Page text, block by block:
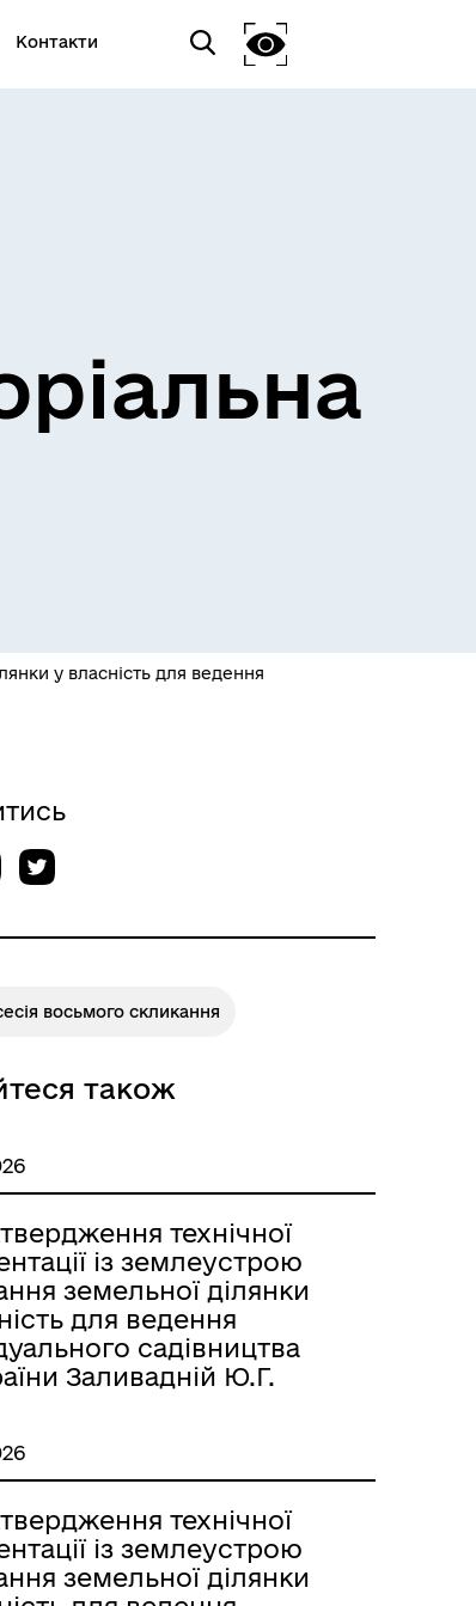
Контакти
у власність для ведення
восьмого скликання
також
технічної
із землеустрою
земельної ділянки
для ведення
садівництва
Заливадній Ю.Г.
технічної
із землеустрою
земельної ділянки